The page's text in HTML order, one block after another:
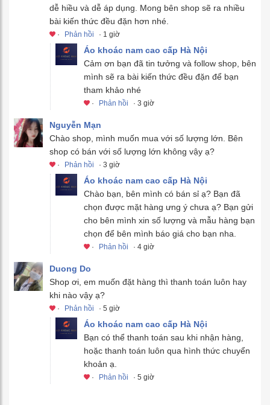
dễ hiều và dễ áp dụng. Mong bên shop sẽ ra nhiều
bài kiến thức đều đặn hơn nhé.
· Phản hồi · 1 giờ
Áo khoác nam cao cấp Hà Nội
Cảm ơn bạn đã tin tưởng và follow shop, bên
mình sẽ ra bài kiến thức đều đặn để bạn
tham khảo nhé
· Phản hồi · 3 giờ
Nguyễn Mạn
Chào shop, mình muốn mua với số lượng lớn. Bên
shop có bán với số lượng lớn không vậy ạ?
· Phản hồi · 3 giờ
Áo khoác nam cao cấp Hà Nội
Chào bạn, bên mình có bán sỉ ạ? Bạn đã
chọn được mặt hàng ưng ý chưa ạ? Bạn gửi
cho bên mình xin số lượng và mẫu hàng bạn
chọn để bên mình báo giá cho bạn nha.
· Phản hồi · 4 giờ
Duong Do
Shop ơi, em muốn đặt hàng thì thanh toán luôn hay
khi nào vậy ạ?
· Phản hồi · 5 giờ
Áo khoác nam cao cấp Hà Nội
Bạn có thể thanh toán sau khi nhận hàng,
hoặc thanh toán luôn qua hình thức chuyển
khoản ạ.
· Phản hồi · 5 giờ